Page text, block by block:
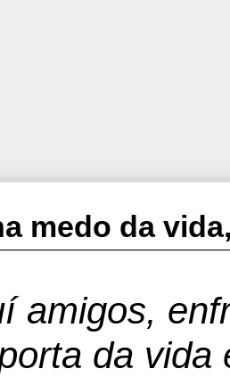
medo da
amigos,
da vida